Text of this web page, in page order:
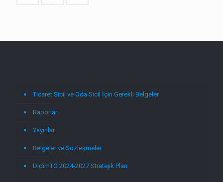
Ticaret Sicil ve Oda Sicil İçin Gerekli Belgeler
Raporlar
Yayınlar
Belgeler ve Sözleşmeler
DidimTO 2024-2027 Stratejik Plan